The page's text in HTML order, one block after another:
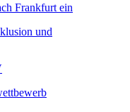
Frankfurt ein
und